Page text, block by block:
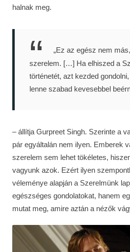
halnak meg.
„Ez az egész nem
szerelem. […] Ha elhiszed a
történetét, azt kezded
lenne szabad kevesebbel
– állítja Gurpreet Singh. Szerinte a
pár egyáltalán nem ilyen. Emberek
szerelem sem lehet tökéletes,
vagyunk azok. Ezért ilyen
véleménye alapján a Szerelmünk
egészséges gondolatokat, hanem
mutat meg, amire aztán a nézők